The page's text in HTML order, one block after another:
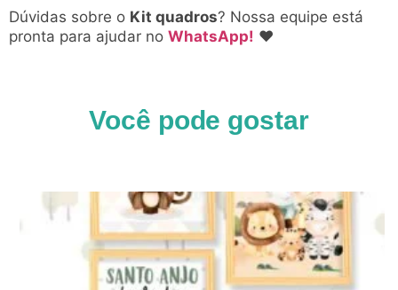
Dúvidas sobre o Kit quadros? Nossa equipe está
pronta para ajudar no WhatsApp! ♥
Você pode gostar